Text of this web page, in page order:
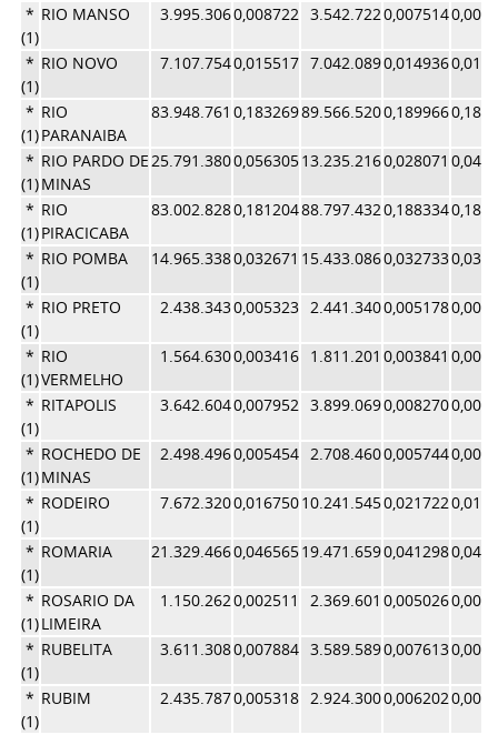
*
(1)
RIO MANSO 3.995.3060,008722 3.542.7220,007514
*
(1)
RIO NOVO 7.107.7540,015517 7.042.0890,014936
*
(1)
RIO
PARANAIBA
83.948.761 0,18326989.566.5200,189966
*
(1)
RIO PARDO DE
MINAS
25.791.3800,05630513.235.2160,028071
*
(1)
RIO
PIRACICABA
83.002.8280,18120488.797.4320,188334
*
(1)
RIO POMBA 14.965.3380,032671 15.433.0860,032733
*
(1)
RIO PRETO 2.438.3430,005323 2.441.3400,005178
*
(1)
RIO
VERMELHO
1.564.6300,003416 1.811.201 0,003841
*
(1)
RITAPOLIS 3.642.6040,007952 3.899.0690,008270
*
(1)
ROCHEDO DE
MINAS
2.498.4960,005454 2.708.4600,005744
*
(1)
RODEIRO 7.672.3200,01675010.241.5450,021722
*
(1)
ROMARIA 21.329.4660,04656519.471.6590,041298
*
(1)
ROSARIO DA
LIMEIRA
1.150.2620,002511 2.369.601 0,005026
*
(1)
RUBELITA 3.611.3080,007884 3.589.5890,007613
*
(1)
RUBIM 2.435.7870,005318 2.924.3000,006202